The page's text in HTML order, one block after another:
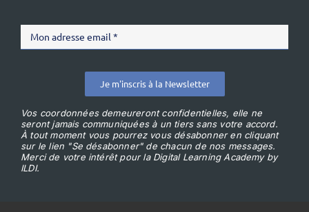
Je m'inscris à la Newsletter
Vos coordonnées demeureront confidentielles, elle ne
seront jamais communiquées à un tiers sans votre accord.
À tout moment vous pourrez vous désabonner en cliquant
sur le lien "Se désabonner" de chacun de nos messages.
Merci de votre intérêt pour la Digital Learning Academy by
ILDI.